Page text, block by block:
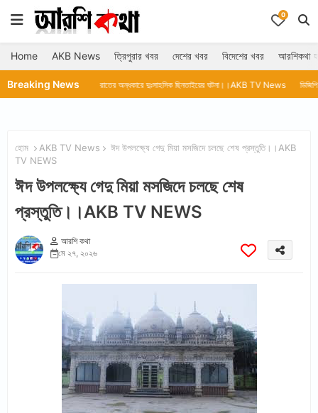
0
Home AKB News ত্রিপুরার খবর দেশের খবর বিদেশের খবর আরশিকথা
Breaking News
রাতের অন্ধকারে দুঃসাহসিক ছিনতাইয়ের ঘটনা।।AKB TV News ডিজিপি'র রহস্য মৃত্যুর
হোম AKB TV News
ঈদ উপলক্ষ্যে গেদু মিয়া মসজিদে চলছে শেষ প্রস্তুতি।।AKB
TV NEWS
ঈদ উপলক্ষ্যে গেদু মিয়া মসজিদে চলছে শেষ
প্রস্তুতি।।AKB TV NEWS
আরশি কথা
মে ২৭, ২০২৬